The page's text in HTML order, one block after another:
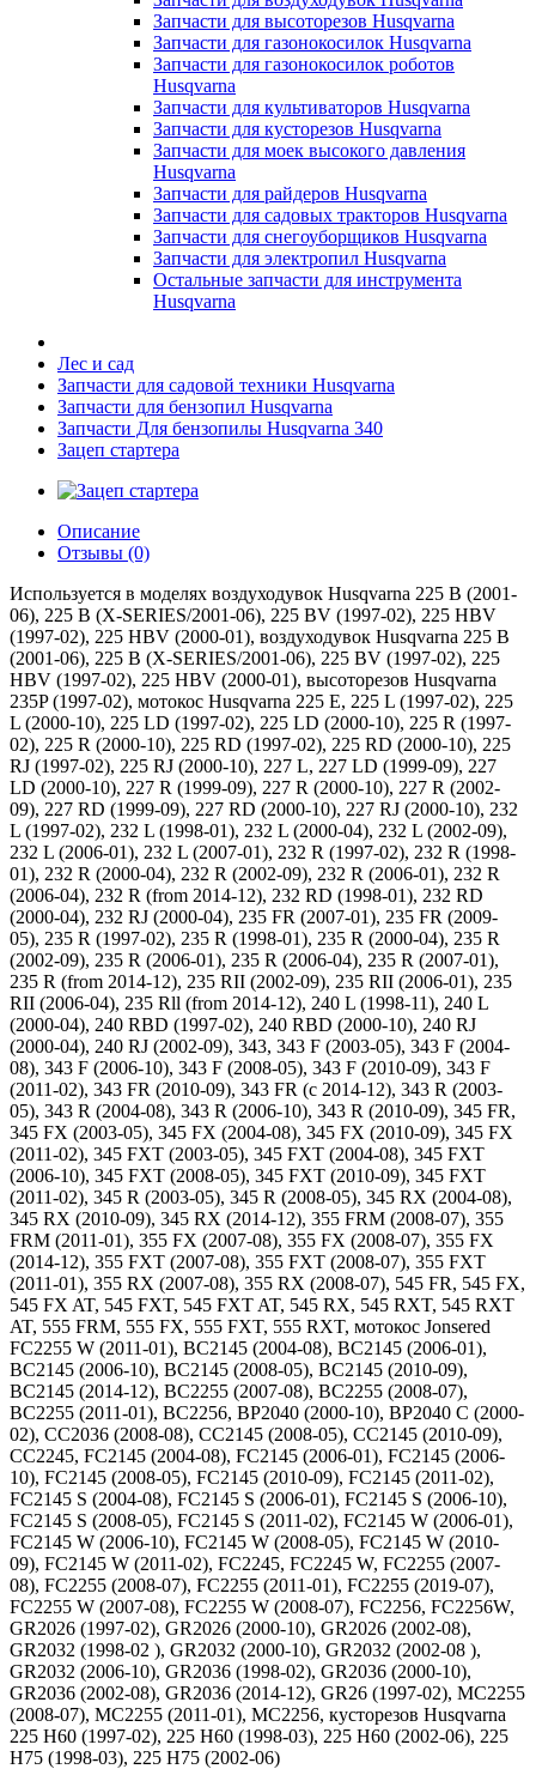
Запчасти для высоторезов Husqvarna
Запчасти для газонокосилок Husqvarna
Запчасти для газонокосилок роботов
Husqvarna
Запчасти для культиваторов Husqvarna
Запчасти для кусторезов Husqvarna
Запчасти для моек высокого давления
Husqvarna
Запчасти для райдеров Husqvarna
Запчасти для садовых тракторов Husqvarna
Запчасти для снегоуборщиков Husqvarna
Запчасти для электропил Husqvarna
Остальные запчасти для инструмента
Husqvarna
Лес и сад
Запчасти для садовой техники Husqvarna
Запчасти для бензопил Husqvarna
Запчасти Для бензопилы Husqvarna 340
Зацеп стартера
Описание
Отзывы (0)
Используется в моделях воздуходувок Husqvarna 225 B (2001-
06), 225 B (X-SERIES/2001-06), 225 BV (1997-02), 225 HBV
(1997-02), 225 HBV (2000-01), воздуходувок Husqvarna 225 B
(2001-06), 225 B (X-SERIES/2001-06), 225 BV (1997-02), 225
HBV (1997-02), 225 HBV (2000-01), высоторезов Husqvarna
235P (1997-02), мотокос Husqvarna 225 E, 225 L (1997-02), 225
L (2000-10), 225 LD (1997-02), 225 LD (2000-10), 225 R (1997-
02), 225 R (2000-10), 225 RD (1997-02), 225 RD (2000-10), 225
RJ (1997-02), 225 RJ (2000-10), 227 L, 227 LD (1999-09), 227
LD (2000-10), 227 R (1999-09), 227 R (2000-10), 227 R (2002-
09), 227 RD (1999-09), 227 RD (2000-10), 227 RJ (2000-10), 232
L (1997-02), 232 L (1998-01), 232 L (2000-04), 232 L (2002-09),
232 L (2006-01), 232 L (2007-01), 232 R (1997-02), 232 R (1998-
01), 232 R (2000-04), 232 R (2002-09), 232 R (2006-01), 232 R
(2006-04), 232 R (from 2014-12), 232 RD (1998-01), 232 RD
(2000-04), 232 RJ (2000-04), 235 FR (2007-01), 235 FR (2009-
05), 235 R (1997-02), 235 R (1998-01), 235 R (2000-04), 235 R
(2002-09), 235 R (2006-01), 235 R (2006-04), 235 R (2007-01),
235 R (from 2014-12), 235 RII (2002-09), 235 RII (2006-01), 235
RII (2006-04), 235 Rll (from 2014-12), 240 L (1998-11), 240 L
(2000-04), 240 RBD (1997-02), 240 RBD (2000-10), 240 RJ
(2000-04), 240 RJ (2002-09), 343, 343 F (2003-05), 343 F (2004-
08), 343 F (2006-10), 343 F (2008-05), 343 F (2010-09), 343 F
(2011-02), 343 FR (2010-09), 343 FR (c 2014-12), 343 R (2003-
05), 343 R (2004-08), 343 R (2006-10), 343 R (2010-09), 345 FR,
345 FX (2003-05), 345 FX (2004-08), 345 FX (2010-09), 345 FX
(2011-02), 345 FXT (2003-05), 345 FXT (2004-08), 345 FXT
(2006-10), 345 FXT (2008-05), 345 FXT (2010-09), 345 FXT
(2011-02), 345 R (2003-05), 345 R (2008-05), 345 RX (2004-08),
345 RX (2010-09), 345 RX (2014-12), 355 FRM (2008-07), 355
FRM (2011-01), 355 FX (2007-08), 355 FX (2008-07), 355 FX
(2014-12), 355 FXT (2007-08), 355 FXT (2008-07), 355 FXT
(2011-01), 355 RX (2007-08), 355 RX (2008-07), 545 FR, 545 FX,
545 FX AT, 545 FXT, 545 FXT AT, 545 RX, 545 RXT, 545 RXT
AT, 555 FRM, 555 FX, 555 FXT, 555 RXT, мотокос Jonsered
FC2255 W (2011-01), BC2145 (2004-08), BC2145 (2006-01),
BC2145 (2006-10), BC2145 (2008-05), BC2145 (2010-09),
BC2145 (2014-12), BC2255 (2007-08), BC2255 (2008-07),
BC2255 (2011-01), BC2256, BP2040 (2000-10), BP2040 C (2000-
02), CC2036 (2008-08), CC2145 (2008-05), CC2145 (2010-09),
CC2245, FC2145 (2004-08), FC2145 (2006-01), FC2145 (2006-
10), FC2145 (2008-05), FC2145 (2010-09), FC2145 (2011-02),
FC2145 S (2004-08), FC2145 S (2006-01), FC2145 S (2006-10),
FC2145 S (2008-05), FC2145 S (2011-02), FC2145 W (2006-01),
FC2145 W (2006-10), FC2145 W (2008-05), FC2145 W (2010-
09), FC2145 W (2011-02), FC2245, FC2245 W, FC2255 (2007-
08), FC2255 (2008-07), FC2255 (2011-01), FC2255 (2019-07),
FC2255 W (2007-08), FC2255 W (2008-07), FC2256, FC2256W,
GR2026 (1997-02), GR2026 (2000-10), GR2026 (2002-08),
GR2032 (1998-02 ), GR2032 (2000-10), GR2032 (2002-08 ),
GR2032 (2006-10), GR2036 (1998-02), GR2036 (2000-10),
GR2036 (2002-08), GR2036 (2014-12), GR26 (1997-02), MC2255
(2008-07), MC2255 (2011-01), MC2256, кусторезов Husqvarna
225 H60 (1997-02), 225 H60 (1998-03), 225 H60 (2002-06), 225
H75 (1998-03), 225 H75 (2002-06)